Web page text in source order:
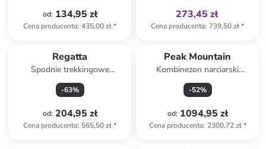
od: 134,95 zł
Cena producenta: 435,00 zł*
273,45 zł
Cena producenta: 739,50 zł*
Regatta
Spodnie trekkingowe
"Mountain III" w kolorze
granatowym
-63%
od: 204,95 zł
Cena producenta: 565,50 zł*
Peak Mountain
Kombinezon narciarski
"Ascala" w kolorze czarnym
-52%
od: 1094,95 zł
Cena producenta: 2300,72 zł*